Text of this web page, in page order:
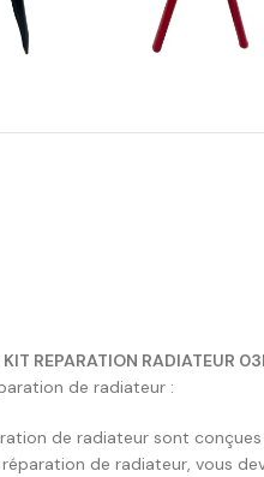
KIT REPARATION RADIATEUR
de radiateur :
de radiateur sont
de radiateur, vous